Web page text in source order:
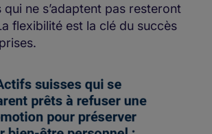
ne s’adaptent pas resteront
flexibilité est la clé du succès